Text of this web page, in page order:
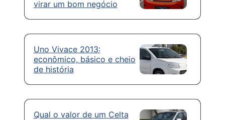
virar um bom negócio
Uno Vivace 2013:
econômico, básico e cheio
de história
Qual o valor de um Celta